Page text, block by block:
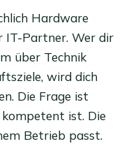
Hardware
IT-Partner. Wer dir
über Technik
wird dich
Die Frage ist
ist. Die
Betrieb passt.